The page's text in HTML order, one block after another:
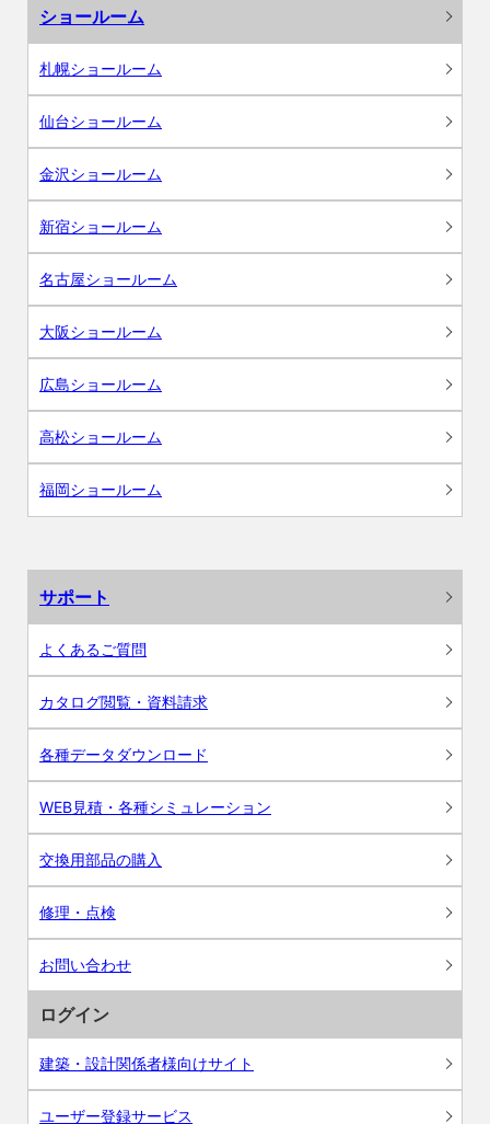
ショールーム
札幌ショールーム
仙台ショールーム
金沢ショールーム
新宿ショールーム
名古屋ショールーム
大阪ショールーム
広島ショールーム
高松ショールーム
福岡ショールーム
サポート
よくあるご質問
カタログ閲覧・資料請求
各種データダウンロード
WEB見積・各種シミュレーション
交換用部品の購入
修理・点検
お問い合わせ
ログイン
建築・設計関係者様向けサイト
ユーザー登録サービス